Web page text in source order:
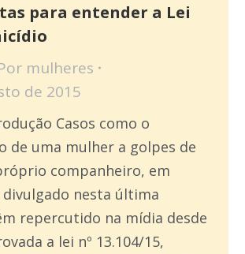
para entender a Lei
mulheres
de 2015
Casos como o
de uma mulher a golpes de
companheiro, em
nesta última
repercutido na mídia desde
a lei nº 13.104/15,